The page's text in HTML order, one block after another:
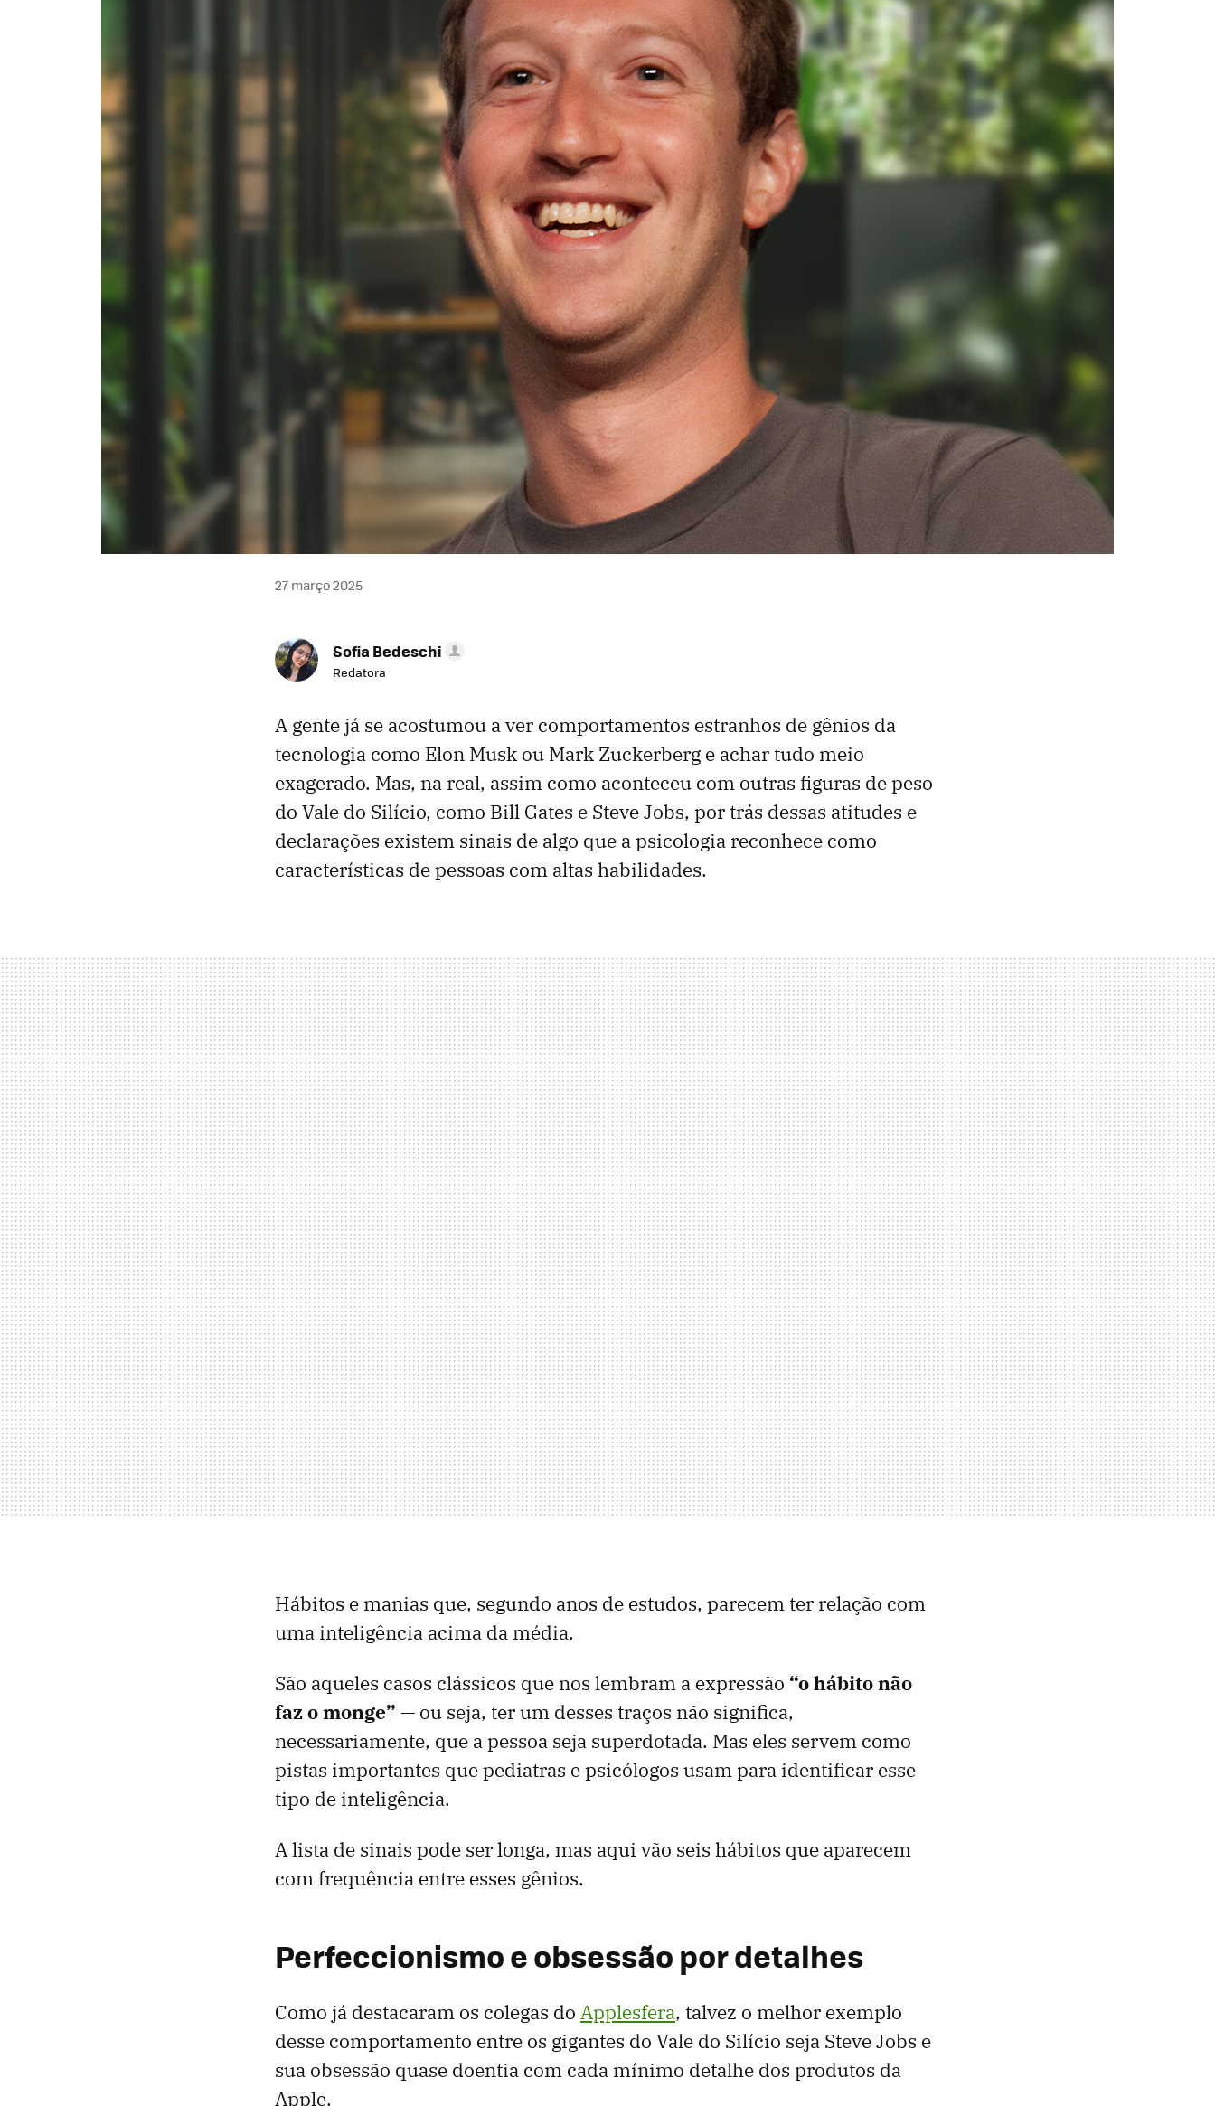
27 março 2025
Sofia Bedeschi
Redatora
A gente já se acostumou a ver comportamentos estranhos de gênios da
tecnologia como Elon Musk ou Mark Zuckerberg e achar tudo meio
exagerado. Mas, na real, assim como aconteceu com outras figuras de peso
do Vale do Silício, como Bill Gates e Steve Jobs, por trás dessas atitudes e
declarações existem sinais de algo que a psicologia reconhece como
características de pessoas com altas habilidades.
Hábitos e manias que, segundo anos de estudos, parecem ter relação com
uma inteligência acima da média.
São aqueles casos clássicos que nos lembram a expressão “o hábito não
faz o monge” — ou seja, ter um desses traços não significa,
necessariamente, que a pessoa seja superdotada. Mas eles servem como
pistas importantes que pediatras e psicólogos usam para identificar esse
tipo de inteligência.
A lista de sinais pode ser longa, mas aqui vão seis hábitos que aparecem
com frequência entre esses gênios.
Perfeccionismo e obsessão por detalhes
Como já destacaram os colegas do Applesfera, talvez o melhor exemplo
desse comportamento entre os gigantes do Vale do Silício seja Steve Jobs e
sua obsessão quase doentia com cada mínimo detalhe dos produtos da
Apple.